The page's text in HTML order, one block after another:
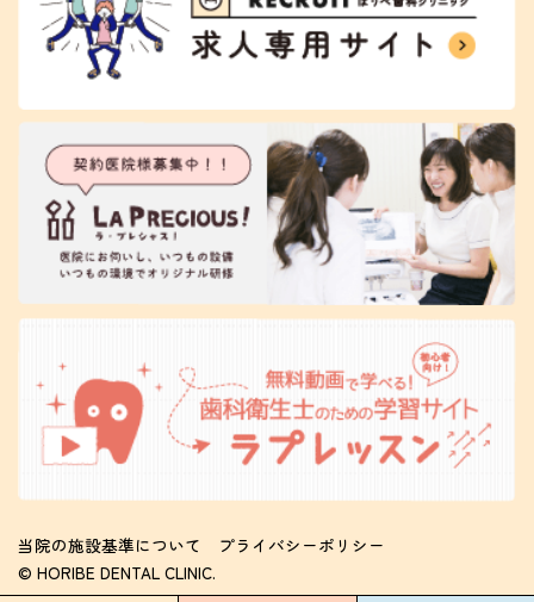
当院の施設基準について
プライバシーポリシー
© HORIBE DENTAL CLINIC.